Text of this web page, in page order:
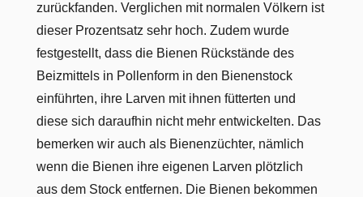
zurückfanden. Verglichen mit normalen Völkern ist
dieser Prozentsatz sehr hoch. Zudem wurde
festgestellt, dass die Bienen Rückstände des
Beizmittels in Pollenform in den Bienenstock
einführten, ihre Larven mit ihnen fütterten und
diese sich daraufhin nicht mehr entwickelten. Das
bemerken wir auch als Bienenzüchter, nämlich
wenn die Bienen ihre eigenen Larven plötzlich
aus dem Stock entfernen. Die Bienen bekommen